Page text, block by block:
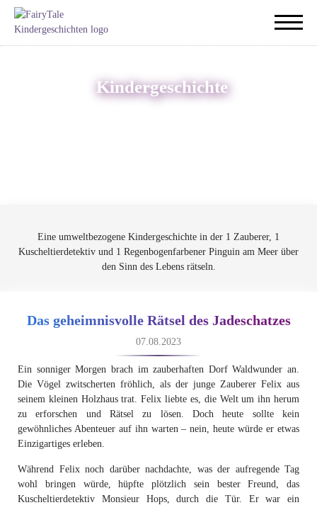
Kindergeschichte
Eine umweltbezogene Kindergeschichte in der 1 Zauberer, 1
Kuscheltierdetektiv und 1 Regenbogenfarbener Pinguin am Meer über
den Sinn des Lebens rätseln.
Das geheimnisvolle Rätsel des Jadeschatzes
07.08.2023
Ein sonniger Morgen brach im zauberhaften Dorf Waldwunder an.
Die Vögel zwitscherten fröhlich, als der junge Zauberer Felix aus
seinem kleinen Holzhaus trat. Felix liebte es, die Welt um ihn herum
zu erforschen und Rätsel zu lösen. Doch heute sollte kein
gewöhnliches Abenteuer auf ihn warten – nein, heute würde er etwas
Einzigartiges erleben.
Während Felix noch darüber nachdachte, was der aufregende Tag
wohl bringen würde, hüpfte plötzlich sein bester Freund, das
Kuscheltierdetektiv Monsieur Hops, durch die Tür. Er war ein